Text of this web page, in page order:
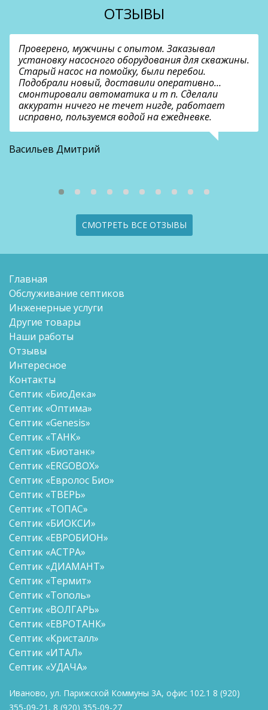
ОТЗЫВЫ
Проверено, мужчины с опытом. Заказывал
установку насосного оборудования для скважины.
Старый насос на помойку, были перебои.
Подобрали новый, доставили оперативно…
смонтировали автоматика и т п. Сделали
аккуратн ничего не течет нигде, работает
исправно, пользуемся водой на ежедневке.
Васильев Дмитрий
СМОТРЕТЬ ВСЕ ОТЗЫВЫ
Главная
Обслуживание септиков
Инженерные услуги
Другие товары
Наши работы
Отзывы
Интересное
Контакты
Септик «БиоДека»
Септик «Оптима»
Септик «Genesis»
Септик «ТАНК»
Септик «Биотанк»
Септик «ERGOBOX»
Септик «Евролос Био»
Септик «ТВЕРЬ»
Септик «ТОПАС»
Септик «БИОКСИ»
Септик «ЕВРОБИОН»
Септик «АСТРА»
Септик «ДИАМАНТ»
Септик «Термит»
Септик «Тополь»
Септик «ВОЛГАРЬ»
Септик «ЕВРОТАНК»
Септик «Кристалл»
Септик «ИТАЛ»
Септик «УДАЧА»
Иваново, ул. Парижской Коммуны 3А, офис 102.1 8 (920)
355-09-21 , 8 (920) 355-09-27